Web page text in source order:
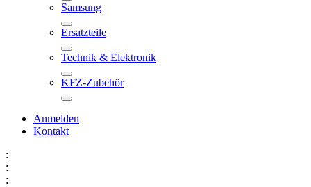
Samsung
Ersatzteile
Technik & Elektronik
KFZ-Zubehör
Anmelden
Kontakt
:
:
: